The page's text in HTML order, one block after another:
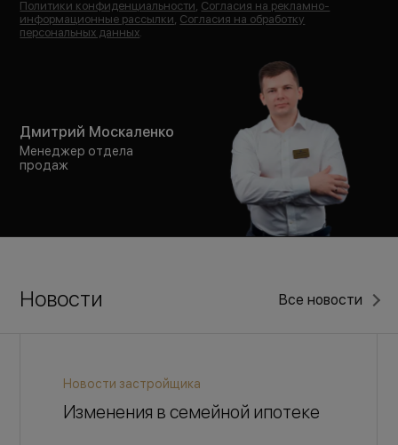
Политики конфиденциальности Согласия на рекламно-
информационные рассылки Согласия на обработку
персональных данных
Дмитрий Москаленко
Менеджер отдела
продаж
Новости Все новости
Новости застройщика
Изменения в семейной ипотеке